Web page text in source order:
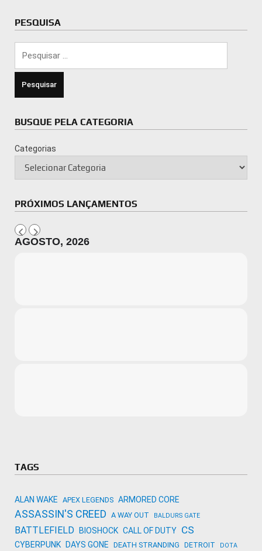
PESQUISA
BUSQUE PELA CATEGORIA
Categorias
PRÓXIMOS LANÇAMENTOS
AGOSTO, 2026
TAGS
ALAN WAKE APEX LEGENDS ARMORED CORE
ASSASSIN'S CREED A WAY OUT BALDURS GATE
BATTLEFIELD BIOSHOCK CALL OF DUTY CS
CYBERPUNK DAYS GONE DEATH STRANDING DETROIT DOTA